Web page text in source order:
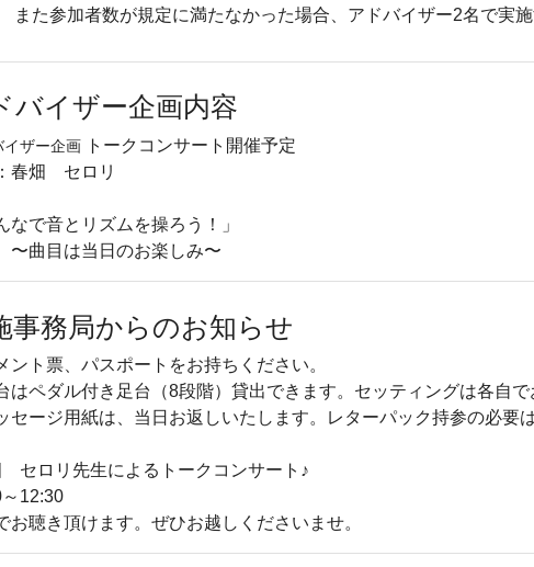
また参加者数が規定に満たなかった場合、アドバイザー2名で実施
バイザー企画内容
イザー企画 トークコンサート開催予定
春畑 セロリ
なで音とリズムを操ろう！」
目は当日のお楽しみ〜
事務局からのお知らせ
ト票、パスポートをお持ちください。
ペダル付き足台（8段階）貸出できます。セッティングは各自で
ージ用紙は、当日お返しいたします。レターパック持参の必要
セロリ先生によるトークコンサート♪
12:30
お聴き頂けます。ぜひお越しくださいませ。